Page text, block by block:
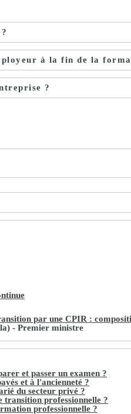
à la fin de la
?
par une CPIR :
- Premier ministre
et passer un examen ?
et à l'ancienneté ?
du secteur privé ?
professionnelle ?
professionnelle ?